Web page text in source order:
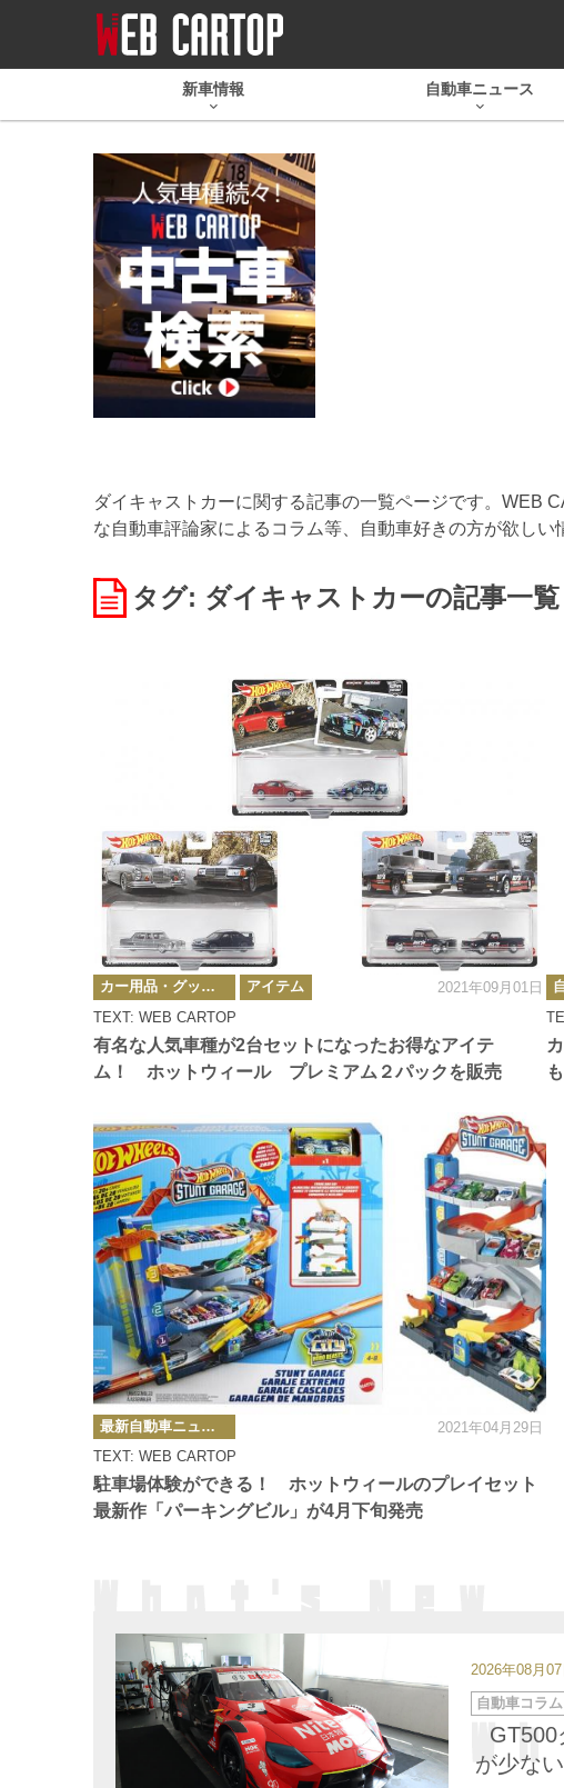
新車情報 自動車ニュース
ダイキャストカーに関する記事の一覧ページです。WEB
な自動車評論家によるコラム等、自動車好きの方が欲しい
タグ: ダイキャストカーの記事一覧
有名な人気車種が2台セットになったお得なアイテ
ム！ ホットウィール プレミアム２パックを販売
TEXT: WEB CARTOP
カ
テ
ゴ
リ
ー
カー用品・グッズ情報 アイテム 2021年09月01日
カ
テ
ゴ
リ
ー
駐車場体験ができる！ ホットウィールのプレイセット
最新作「パーキングビル」が4月下旬発売
TEXT: WEB CARTOP
カ
テ
ゴ
リ
ー
最新自動車ニュース 2021年04月29日
2026年08月07
が少な
カ
テ
自動車コラム